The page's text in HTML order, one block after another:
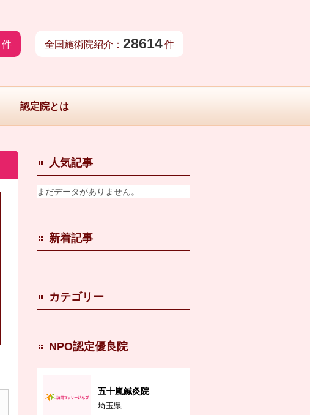
件 全国施術院紹介： 28614件
認定院とは
人気記事
まだデータがありません。
新着記事
カテゴリー
NPO認定優良院
五十嵐鍼灸院
埼玉県